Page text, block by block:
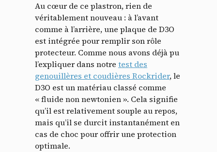
Au cœur de ce plastron, rien de
véritablement nouveau : à l’avant
comme à l’arrière, une plaque de D3O
est intégrée pour remplir son rôle
protecteur. Comme nous avons déjà pu
l’expliquer dans notre test des
genouillères et coudières Rockrider, le
D3O est un matériau classé comme
« fluide non newtonien ». Cela signifie
qu’il est relativement souple au repos,
mais qu’il se durcit instantanément en
cas de choc pour offrir une protection
optimale.